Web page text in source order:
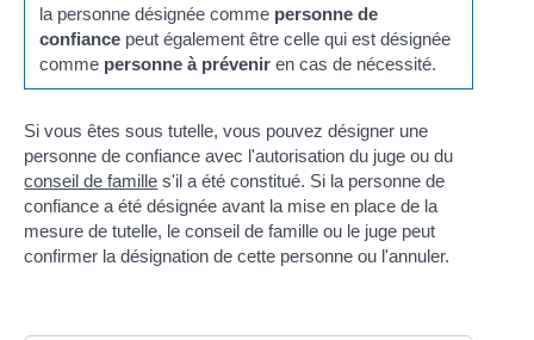
la personne désignée comme personne de
confiancepeut également être celle qui est désignée
comme personne à préveniren cas de nécessité.
Si vous êtes sous tutelle, vous pouvez désigner une
personne de confiance avec l'autorisation du juge ou du
conseil de famille s'il a été constitué. Si la personne de
confiance a été désignée avant la mise en place de la
mesure de tutelle, le conseil de famille ou le juge peut
confirmer la désignation de cette personne ou l'annuler.